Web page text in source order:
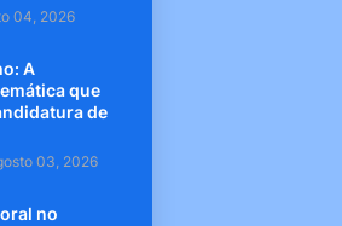
04, 2026
A
que
de
03, 2026
no